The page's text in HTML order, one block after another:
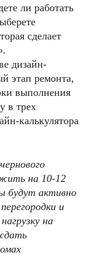
ли работать
сделает
дизайн-
этап ремонта,
выполнения
в трех
калькулятора
на 10-12
будут активно
и
на